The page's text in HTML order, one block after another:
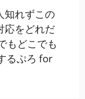
知れずこの
応をどれだ
もどこでも
るぷろ for